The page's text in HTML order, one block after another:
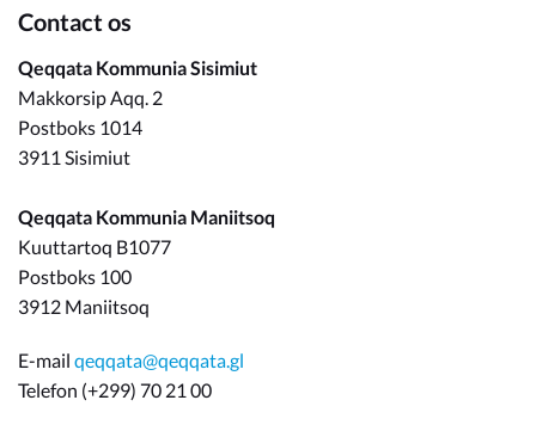
Contact os
Qeqqata Kommunia Sisimiut
Makkorsip Aqq. 2
Postboks 1014
3911 Sisimiut
Qeqqata Kommunia Maniitsoq
Kuuttartoq B1077
Postboks 100
3912 Maniitsoq
E-mail qeqqata@qeqqata.gl
Telefon (+299) 70 21 00